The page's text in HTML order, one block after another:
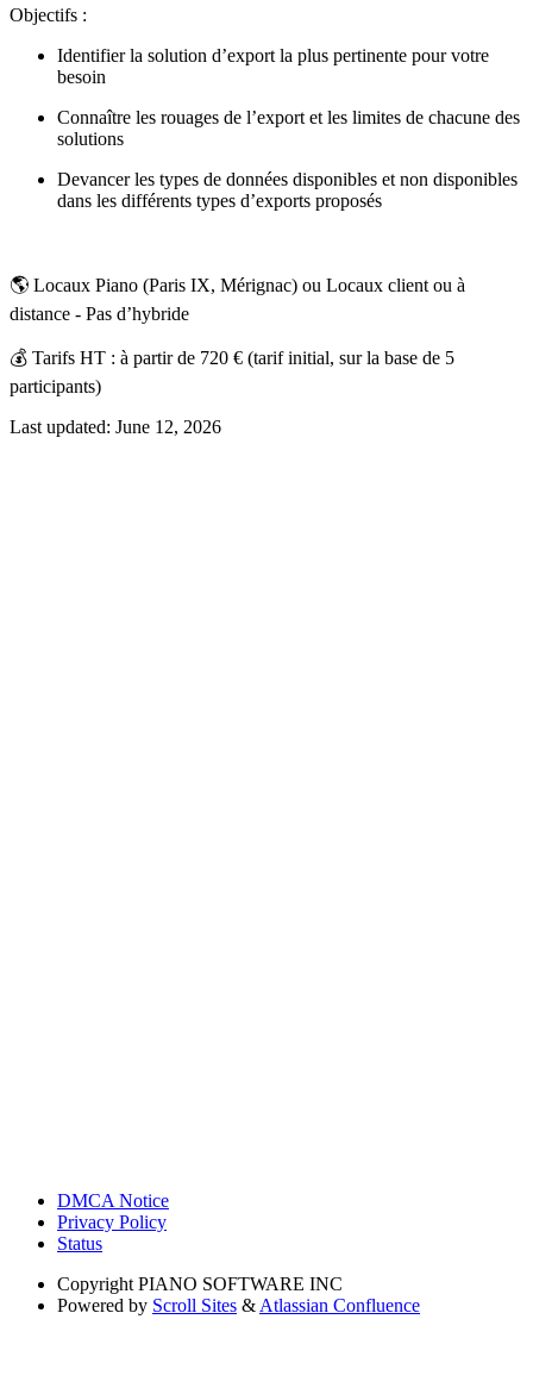
Objectifs :
Identifier la solution d’export la plus pertinente pour votre
besoin
Connaître les rouages de l’export et les limites de chacune des
solutions
Devancer les types de données disponibles et non disponibles
dans les différents types d’exports proposés
🌎 Locaux Piano (Paris IX, Mérignac) ou Locaux client ou à
distance - Pas d’hybride
💰 Tarifs HT : à partir de 720 € (tarif initial, sur la base de 5
participants)
Last updated: June 12, 2026
DMCA Notice
Privacy Policy
Status
Copyright PIANO SOFTWARE INC
Powered by Scroll Sites & Atlassian Confluence